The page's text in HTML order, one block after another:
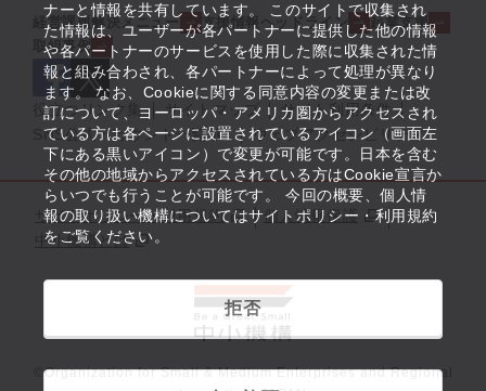
ナーと情報を共有しています。 このサイトで収集され
た情報は、ユーザーが各パートナーに提供した他の情報
や各パートナーのサービスを使用した際に収集された情
報と組み合わされ、各パートナーによって処理が異なり
ます。 なお、Cookieに関する同意内容の変更または改
訂について、ヨーロッパ・アメリカ圏からアクセスされ
ている方は各ページに設置されているアイコン（画面左
下にある黒いアイコン）で変更が可能です。日本を含む
その他の地域からアクセスされている方はCookie宣言か
らいつでも行うことが可能です。 今回の概要、個人情
報の取り扱い機構についてはサイトポリシー・利用規約
をご覧ください。
拒否
経営課題解決メニュー 支援情報ヘッドライン
起業支援
取組事例
役立つリンク集 サイトマップ
サイト利用条件
SNS公式アカウント一覧
ウェブアクセシビリティ
サイトポリシー・利用規約
個人情報保護
中小機構とは
©Organization for Small & Medium Enterprises and Regional